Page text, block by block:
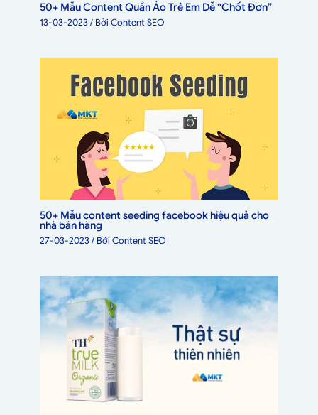
50+ Mẫu Content Quần Áo Trẻ Em Dễ “Chốt Đơn”
13-03-2023/ BởiContent SEO
50+ Mẫu content seeding facebook hiệu quả cho
nhà bán hàng
27-03-2023/ BởiContent SEO